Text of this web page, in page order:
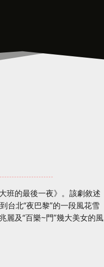
班的最後一夜》。該劇敘述
台北“夜巴黎”的一段風花雪
麗及“百樂~門”幾大美女的風